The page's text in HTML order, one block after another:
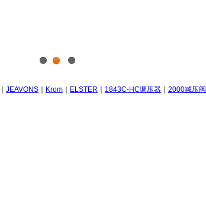
JEAVONS Krom ELSTER 1843C-HC调压器 2000减压阀